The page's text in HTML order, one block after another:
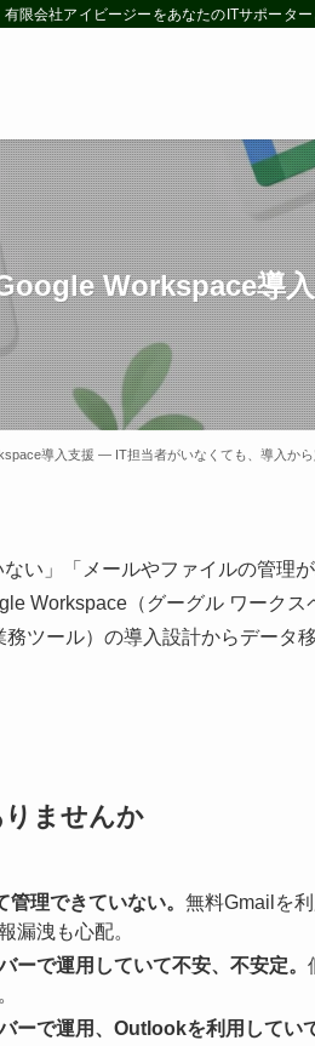
限会社アイビージーをあなたのITサポーター
Workspace導
導入支援 — IT担当者がいなくても、導入か
ない」「メールやファイルの管
Workspace（グーグル ワーク
ツール）の導入設計からデータ
ませんか
理できていない。 無料Gmailを
漏洩も心配。
ーで運用していて不安、不安定。
ーで運用、Outlookを利用してい